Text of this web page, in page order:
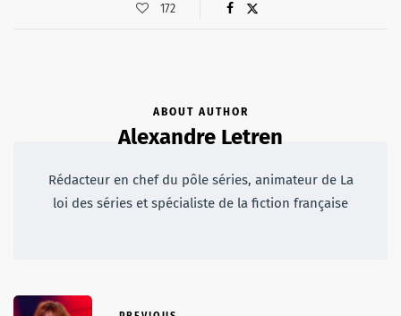
172
ABOUT AUTHOR
Alexandre Letren
Rédacteur en chef du pôle séries, animateur de La
loi des séries et spécialiste de la fiction française